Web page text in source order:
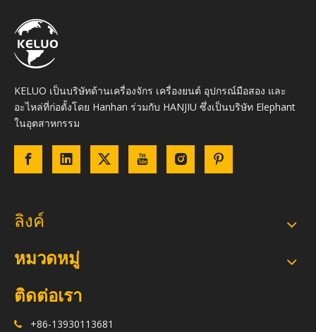
KELUO เป็นบริษัทด้านเครื่องจักร เครื่องยนต์ อุปกรณ์มือสอง และ
อะไหล่ที่ก่อตั้งโดย Hanhan ร่วมกับ HANJIU ซึ่งเป็นบริษัท Elephant
ในอุตสาหกรรม
ลิงค์
หมวดหมู่
ติดต่อเรา
 +86-13930113681